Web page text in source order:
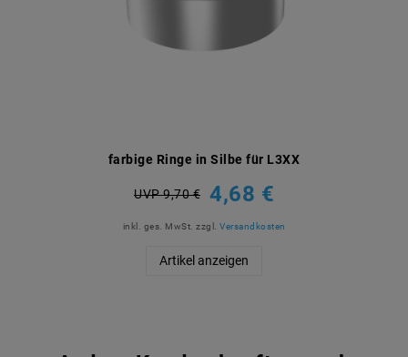
farbige Ringe in Silbe für L3XX
UVP 9,70 € 4,68 €
inkl. ges. MwSt. zzgl. Versandkosten
Artikel anzeigen